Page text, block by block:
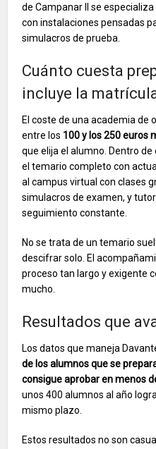
de Campanar II se
con instalaciones pensadas
simulacros de prueba.
Cuánto cuesta
incluye la
El coste de una academia de
entre los 100 y los 250 euros
que elija el alumno. Dentro
el temario completo con
al campus virtual con clases
simulacros de examen, y
seguimiento constante.
No se trata de un temario
descifrar solo. El
proceso tan largo y exigente
mucho.
Resultados que
Los datos que maneja
de los alumnos que se
consigue aprobar en menos
unos 400 alumnos al año
mismo plazo.
Estos resultados no son